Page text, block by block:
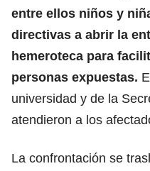
entre ellos niños y
directivas a abrir la
hemeroteca para
personas expuestas.
universidad y de la
atendieron a los
La confrontación se